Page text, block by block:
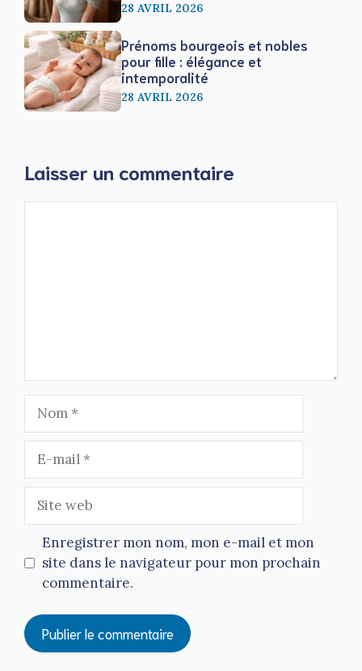
28 AVRIL 2026
Prénoms bourgeois et nobles
pour fille : élégance et
intemporalité
28 AVRIL 2026
Laisser un commentaire
mail
web
Enregistrer mon nom, mon e-mail et mon
site dans le navigateur pour mon prochain
commentaire.